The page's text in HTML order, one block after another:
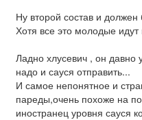
Ну второй состав и
Хотя все это молодые
Ладно хлусевич , он давно
надо и сауся отправить...
И самое непонятное и
пареды,очень похоже на
иностранец уровня сауся